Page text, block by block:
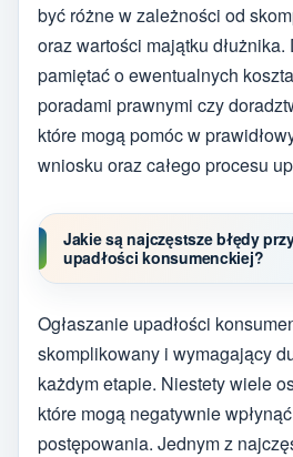
być różne w zależności od
oraz wartości majątku
pamiętać o ewentualnych
poradami prawnymi czy
które mogą pomóc w
wniosku oraz całego procesu
Jakie są najczęstsze błędy
upadłości konsumenckiej?
Ogłaszanie upadłości
skomplikowany i wymagający
każdym etapie. Niestety wiele
które mogą negatywnie
postępowania. Jednym z